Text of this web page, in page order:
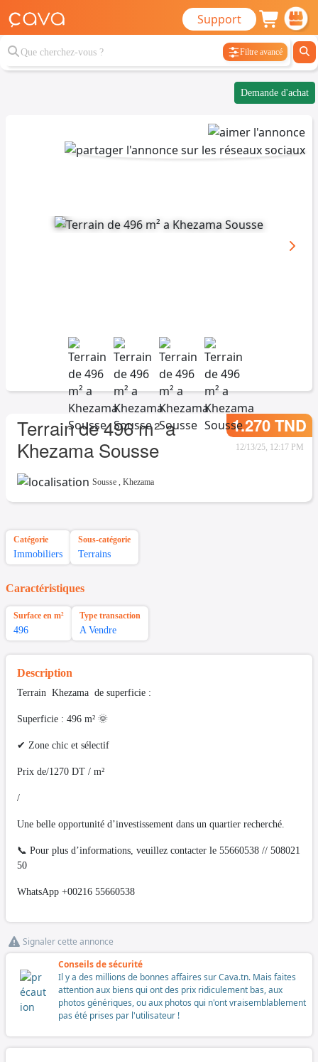
Support
Filtre avancé
Demande d'achat
Terrain de 496 m² a
Khezama Sousse
1.270 TND
12/13/25, 12:17 PM
Sousse , Khezama
Catégorie
Immobiliers
Sous-catégorie
Terrains
Caractéristiques
Surface en m²
496
Type transaction
A Vendre
Description
Terrain Khezama de superficie :
Superficie : 496 m² 🌞
✔ Zone chic et sélectif
Prix de/1270 DT / m²
/
Une belle opportunité d’investissement dans un quartier recherché.
📞 Pour plus d’informations, veuillez contacter le 55660538 // 508021
50
WhatsApp +00216 55660538
Signaler cette annonce
Conseils de sécurité
Il y a des millions de bonnes affaires sur Cava.tn. Mais faites
attention aux biens qui ont des prix ridiculement bas, aux
photos génériques, ou aux photos qui n'ont vraisemblablement
pas été prises par l'utilisateur !